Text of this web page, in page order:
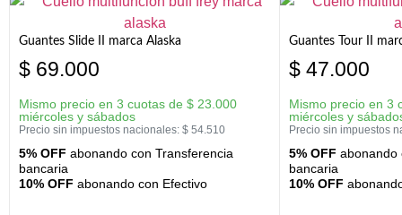
Guantes Slide II marca Alaska
$ 69.000
Mismo precio en 3 cuotas de $ 23.000
miércoles y sábados
Precio sin impuestos nacionales: $ 54.510
5% OFF abonando con Transferencia
bancaria
10% OFF abonando con Efectivo
Guantes Tour II
$ 47.000
Mismo precio en 3
miércoles y
Precio sin impuestos
5% OFF abonando
bancaria
10% OFF